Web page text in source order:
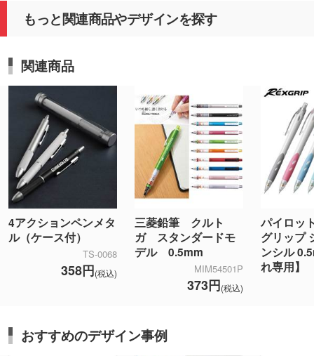
もっと関連商品やデザインを探す
関連商品
4アクションペンメタ
ル（ケース付）
TS-0068
358円(税込)
三菱鉛筆 クルト
ガ スタンダードモ
デル 0.5mm
MIM54501P
373円(税込)
パイロッ
グリップ
ンシル
れ専用】
おすすめのデザイン事例